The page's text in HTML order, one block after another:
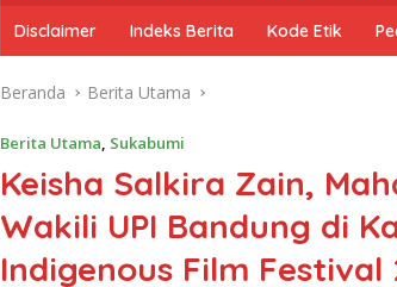
Disclaimer Indeks Berita Kode Etik
Beranda Berita Utama
Berita Utama, Sukabumi
Keisha Salkira Zain,
Wakili UPI Bandung di
Indigenous Film Festival